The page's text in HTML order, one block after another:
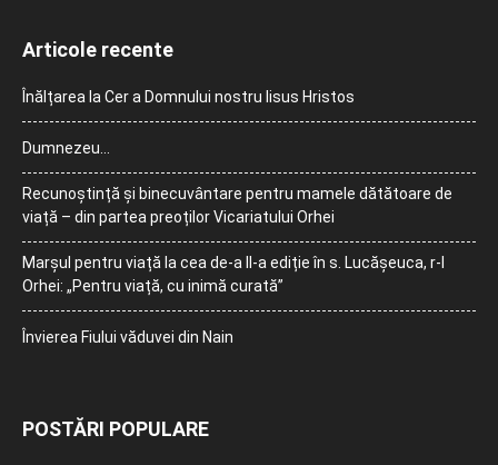
Articole recente
Înălțarea la Cer a Domnului nostru Iisus Hristos
Dumnezeu…
Recunoștință și binecuvântare pentru mamele dătătoare de
viață – din partea preoților Vicariatului Orhei
Marșul pentru viață la cea de-a II-a ediție în s. Lucășeuca, r-l
Orhei: „Pentru viață, cu inimă curată”
Învierea Fiului văduvei din Nain
POSTĂRI POPULARE